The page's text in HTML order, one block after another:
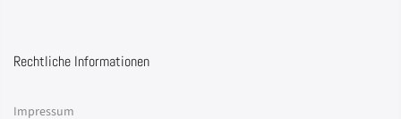
Rechtliche Informationen
Impressum